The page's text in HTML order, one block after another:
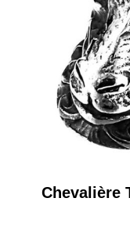
Chevalière